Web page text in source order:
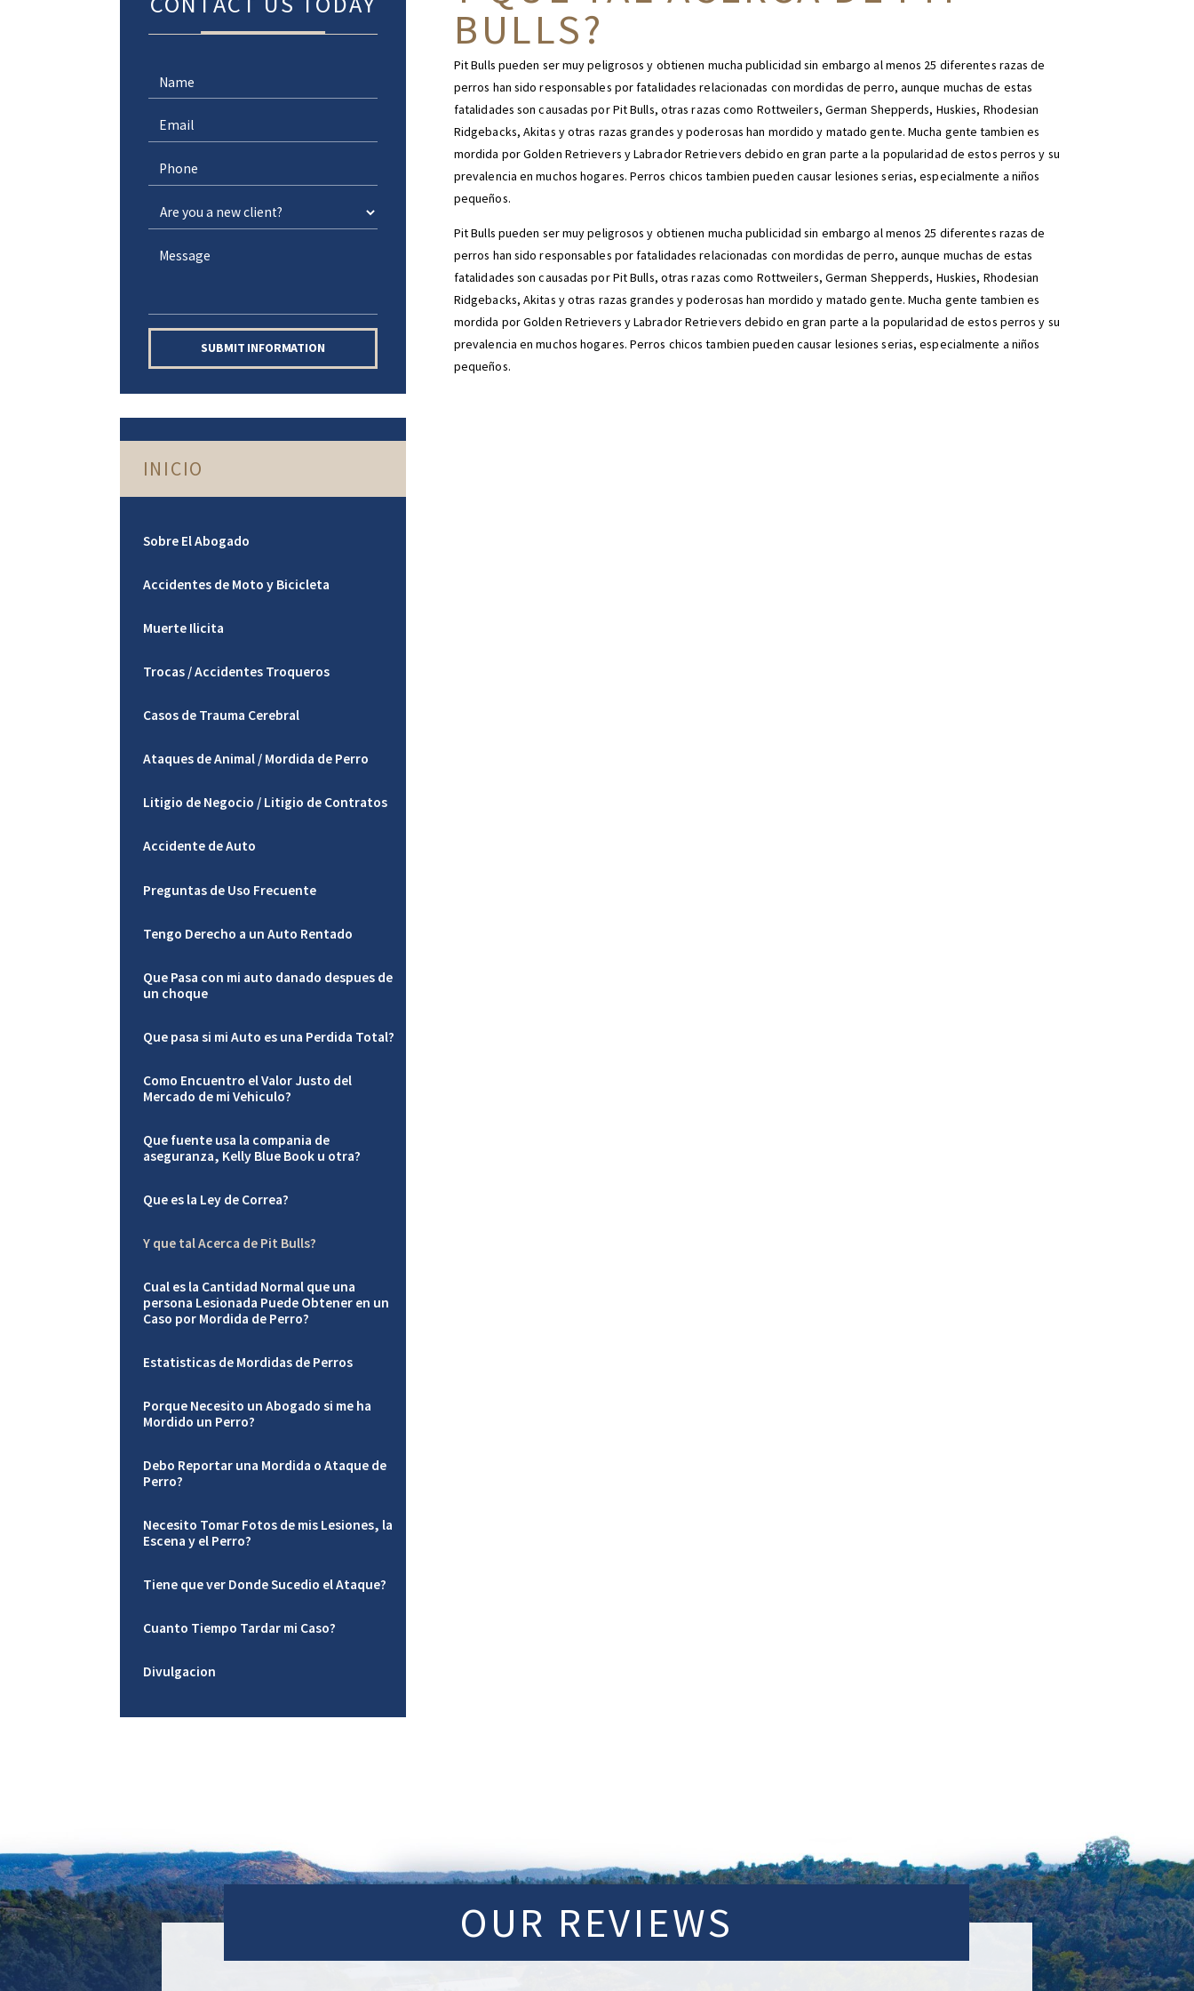
BULLS?
Pit Bulls pueden ser muy peligrosos y obtienen mucha publicidad sin embargo al menos 25 diferentes razas de
perros han sido responsables por fatalidades relacionadas con mordidas de perro, aunque muchas de estas
fatalidades son causadas por Pit Bulls, otras razas como Rottweilers, German Shepperds, Huskies, Rhodesian
Ridgebacks, Akitas y otras razas grandes y poderosas han mordido y matado gente. Mucha gente tambien es
mordida por Golden Retrievers y Labrador Retrievers debido en gran parte a la popularidad de estos perros y su
prevalencia en muchos hogares. Perros chicos tambien pueden causar lesiones serias, especialmente a niños
pequeños.
Pit Bulls pueden ser muy peligrosos y obtienen mucha publicidad sin embargo al menos 25 diferentes razas de
perros han sido responsables por fatalidades relacionadas con mordidas de perro, aunque muchas de estas
fatalidades son causadas por Pit Bulls, otras razas como Rottweilers, German Shepperds, Huskies, Rhodesian
Ridgebacks, Akitas y otras razas grandes y poderosas han mordido y matado gente. Mucha gente tambien es
mordida por Golden Retrievers y Labrador Retrievers debido en gran parte a la popularidad de estos perros y su
prevalencia en muchos hogares. Perros chicos tambien pueden causar lesiones serias, especialmente a niños
pequeños.
SUBMIT INFORMATION
INICIO
Sobre El Abogado
Accidentes de Moto y Bicicleta
Muerte Ilicita
Trocas / Accidentes Troqueros
Casos de Trauma Cerebral
Ataques de Animal / Mordida de Perro
Litigio de Negocio / Litigio de Contratos
Accidente de Auto
Preguntas de Uso Frecuente
Tengo Derecho a un Auto Rentado
Que Pasa con mi auto danado despues de
un choque
Que pasa si mi Auto es una Perdida Total?
Como Encuentro el Valor Justo del
Mercado de mi Vehiculo?
Que fuente usa la compania de
aseguranza, Kelly Blue Book u otra?
Que es la Ley de Correa?
Y que tal Acerca de Pit Bulls?
Cual es la Cantidad Normal que una
persona Lesionada Puede Obtener en un
Caso por Mordida de Perro?
Estatisticas de Mordidas de Perros
Porque Necesito un Abogado si me ha
Mordido un Perro?
Debo Reportar una Mordida o Ataque de
Perro?
Necesito Tomar Fotos de mis Lesiones, la
Escena y el Perro?
Tiene que ver Donde Sucedio el Ataque?
Cuanto Tiempo Tardar mi Caso?
Divulgacion
OUR REVIEWS